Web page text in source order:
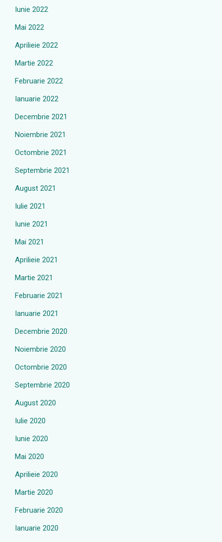
Iunie 2022
Mai 2022
Aprilieie 2022
Martie 2022
Februarie 2022
Ianuarie 2022
Decembrie 2021
Noiembrie 2021
Octombrie 2021
Septembrie 2021
August 2021
Iulie 2021
Iunie 2021
Mai 2021
Aprilieie 2021
Martie 2021
Februarie 2021
Ianuarie 2021
Decembrie 2020
Noiembrie 2020
Octombrie 2020
Septembrie 2020
August 2020
Iulie 2020
Iunie 2020
Mai 2020
Aprilieie 2020
Martie 2020
Februarie 2020
Ianuarie 2020